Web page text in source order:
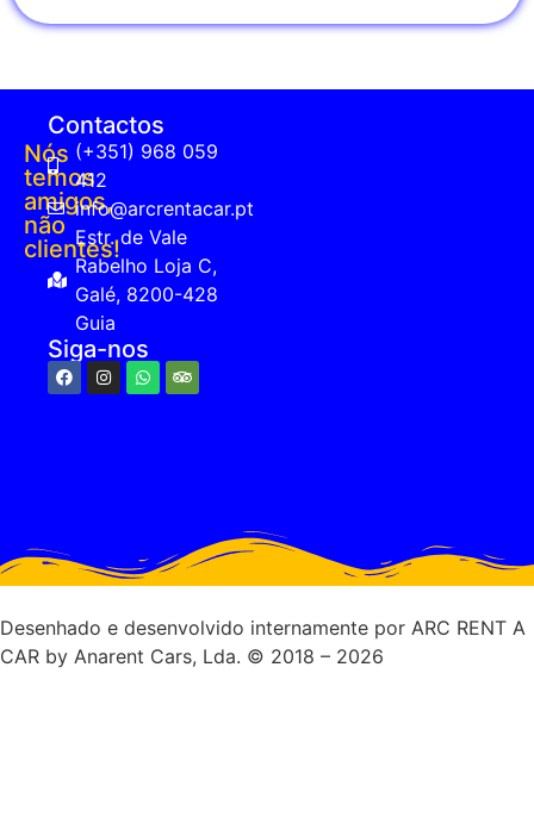
Nós
temos
amigos,
não
clientes!
Contactos
(+351) 968 059
412
info@arcrentacar.pt
Estr. de Vale
Rabelho Loja C,
Galé, 8200-428
Guia
Siga-nos
Desenhado e desenvolvido internamente por ARC RENT A
CAR by Anarent Cars, Lda. © 2018 – 2026